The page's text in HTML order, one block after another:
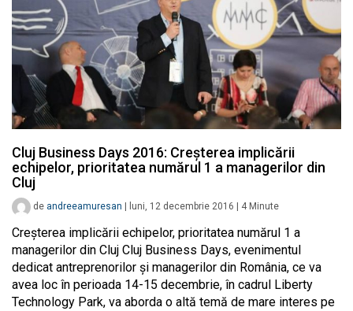
Cluj Business Days 2016: Creşterea implicării
echipelor, prioritatea numărul 1 a managerilor din
Cluj
de andreeamuresan luni, 12 decembrie 2016 4 Minute
Creşterea implicării echipelor, prioritatea numărul 1 a
managerilor din Cluj Cluj Business Days, evenimentul
dedicat antreprenorilor și managerilor din România, ce va
avea loc în perioada 14-15 decembrie, în cadrul Liberty
Technology Park, va aborda o altă temă de mare interes pe